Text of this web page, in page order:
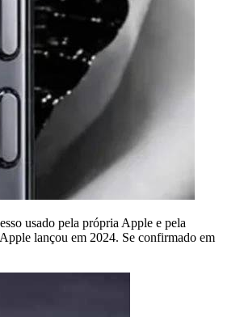
usado pela própria Apple e pela
lançou em 2024. Se confirmado em